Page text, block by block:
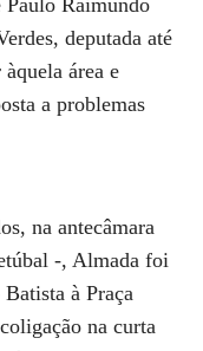
Raimundo
deputada até
área e
a problemas
na antecâmara
-, Almada foi
à Praça
na curta